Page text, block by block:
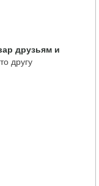
друзьям и
другу